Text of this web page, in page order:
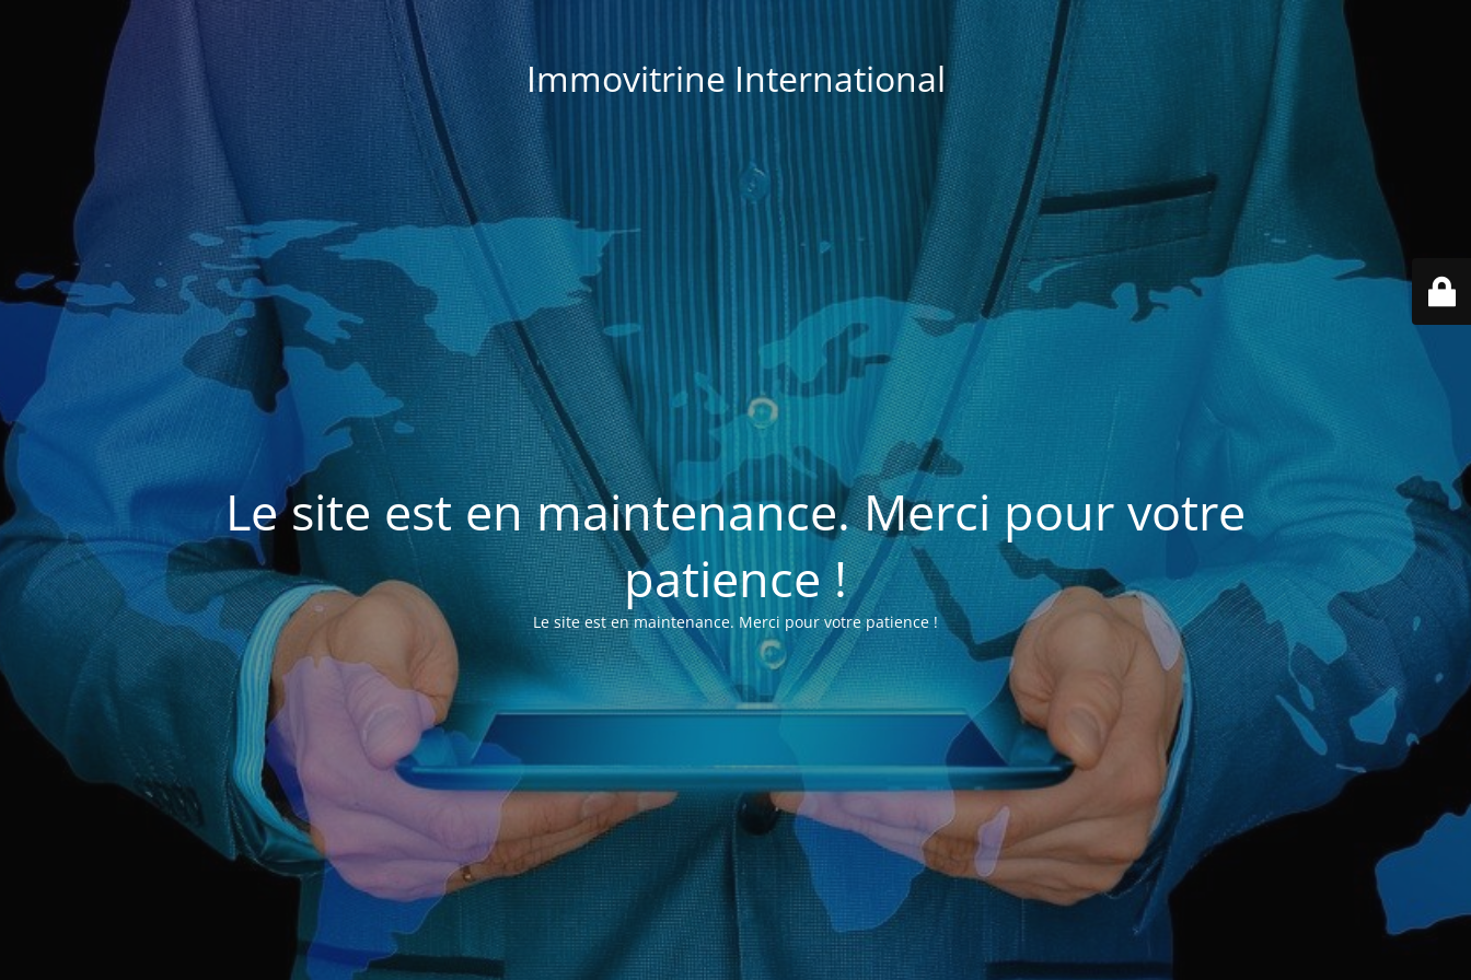
Immovitrine International
Le site est en maintenance. Merci pour votre
patience !
Le site est en maintenance. Merci pour votre patience !